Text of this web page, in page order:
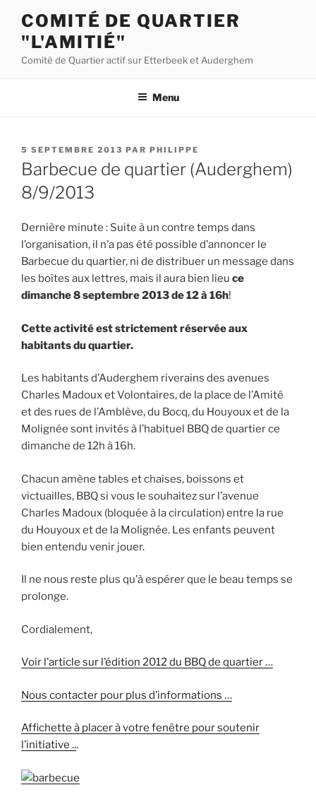
contenu
principal
COMITÉ DE QUARTIER
"L'AMITIÉ"
Comité de Quartier actif sur Etterbeek et Auderghem
Menu
PUBLIÉ
LE
5 SEPTEMBRE 2013 PAR PHILIPPE
Barbecue de quartier (Auderghem)
8/9/2013
Dernière minute : Suite à un contre temps dans
l’organisation, il n’a pas été possible d’annoncer le
Barbecue du quartier, ni de distribuer un message dans
les boîtes aux lettres, mais il aura bien lieu ce
dimanche 8 septembre 2013 de 12 à 16h!
Cette activité est strictement réservée aux
habitants du quartier.
Les habitants d’Auderghem riverains des avenues
Charles Madoux et Volontaires, de la place de l’Amité
et des rues de l’Amblève, du Bocq, du Houyoux et de la
Molignée sont invités à l’habituel BBQ de quartier ce
dimanche de 12h à 16h.
Chacun amène tables et chaises, boissons et
victuailles, BBQ si vous le souhaitez sur l’avenue
Charles Madoux (bloquée à la circulation) entre la rue
du Houyoux et de la Molignée. Les enfants peuvent
bien entendu venir jouer.
Il ne nous reste plus qu’à espérer que le beau temps se
prolonge.
Cordialement,
Voir l’article sur l’édition 2012 du BBQ de quartier …
Nous contacter pour plus d’informations …
Affichette à placer à votre fenêtre pour soutenir
l’initiative ...